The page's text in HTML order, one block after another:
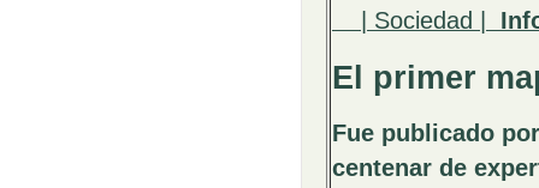
| Sociedad |
El primer
Fue publicado
centenar de